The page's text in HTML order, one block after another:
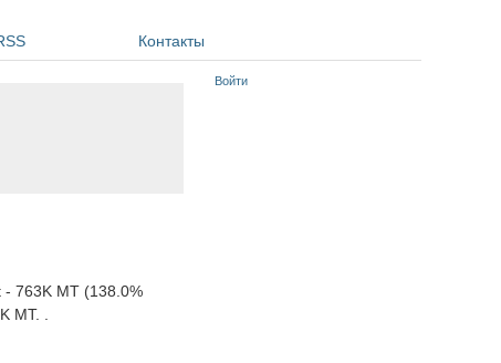
Контакты
763K MT (138.0%
MT. .
Войти